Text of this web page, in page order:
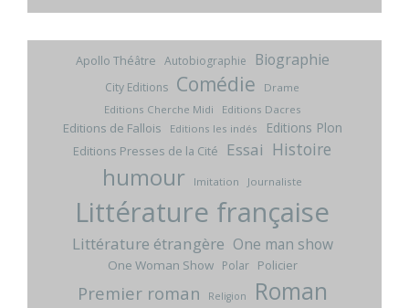
Apollo Théâtre Autobiographie Biographie
City Editions Comédie
Drame
Editions Cherche Midi
Editions Dacres
Editions de Fallois Editions les indés Editions Plon
Editions Presses de la Cité Essai Histoire
humour Imitation Journaliste
Littérature française
Littérature étrangère One man show
One Woman Show Polar Policier
Premier roman Religion Roman